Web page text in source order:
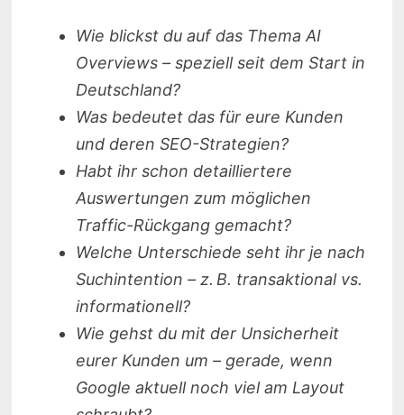
Wie blickst du auf das Thema AI
Overviews – speziell seit dem Start in
Deutschland?
Was bedeutet das für eure Kunden
und deren SEO-Strategien?
Habt ihr schon detailliertere
Auswertungen zum möglichen
Traffic-Rückgang gemacht?
Welche Unterschiede seht ihr je nach
Suchintention – z. B. transaktional vs.
informationell?
Wie gehst du mit der Unsicherheit
eurer Kunden um – gerade, wenn
Google aktuell noch viel am Layout